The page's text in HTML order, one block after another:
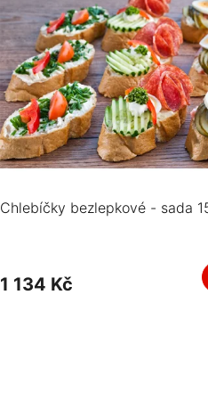
Chlebíčky bezlepkové - sada
1 134 Kč